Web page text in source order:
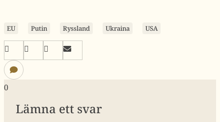
EU Putin Ryssland Ukraina USA
0
Lämna ett svar